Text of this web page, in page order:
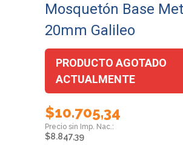
Mosquetón Base
20mm Galileo
PRODUCTO AGOTADO
ACTUALMENTE
$10.705,34
$8.847,39